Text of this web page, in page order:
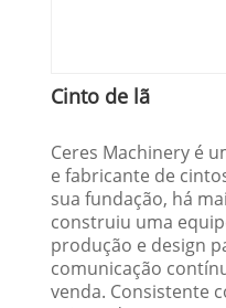
Cinto de lã
Ceres Machinery é
e fabricante de
sua fundação, há
construiu uma
produção e design
comunicação
venda. Consistente